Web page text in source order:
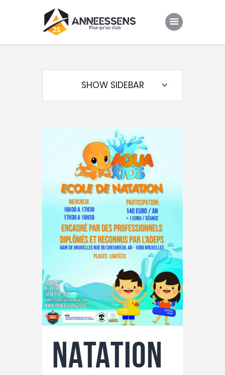
Evenements
Gallery
NATATION
SHOW SIDEBAR